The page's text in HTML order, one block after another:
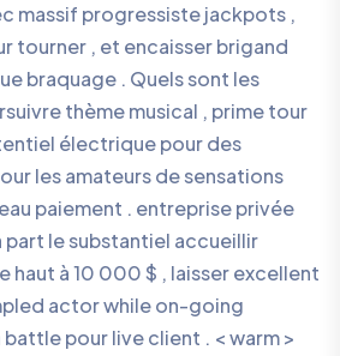
massif progressiste jackpots ,
tourner , et encaisser brigand
braquage . Quels sont les
thème musical , prime tour
électrique pour des
les amateurs de sensations
paiement . entreprise privée
part le substantiel accueillir
haut à 10 000 $ , laisser excellent
actor while on-going
pour live client . < warm >